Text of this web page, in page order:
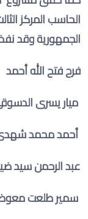
الحاسب المركز
الجمهورية وقد
فرح فتح الله أحمد
ميار يسرى
أحمد محمد
عبد الرحمن سيد
سمير طلعت